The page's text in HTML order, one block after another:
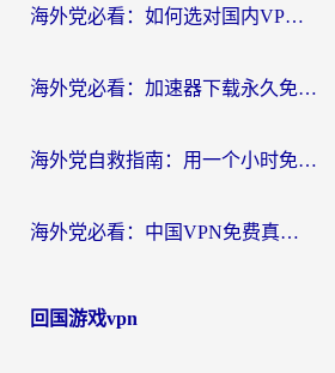
海外党必看：如何选对国内VPN，实现无缝访问国内资源？
海外党必看：加速器下载永久免费版真的存在吗？教你无缝访问国内资源的正确姿势
海外党自救指南：用一个小时免费加速器，轻松打破国内资源访问壁垒？
海外党必看：中国VPN免费真的靠谱吗？手把手教你选对回国加速器
回国游戏vpn